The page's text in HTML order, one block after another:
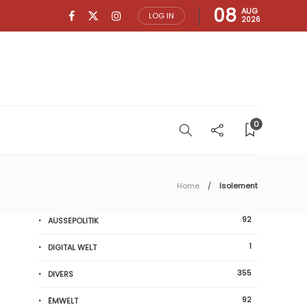
LOG IN 08 AUG
2026
0
Home Isolement
AUSSEPOLITIK 92
DIGITAL WELT 1
DIVERS 355
ËMWELT 92